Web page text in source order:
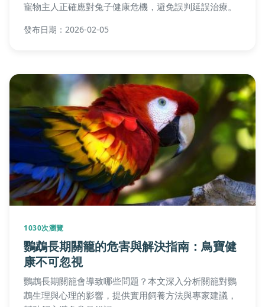
寵物主人正確應對兔子健康危機，避免誤判延誤治療。
發布日期：2026-02-05
1030次瀏覽
鸚鵡長期關籠的危害與解決指南：鳥寶健
康不可忽視
鸚鵡長期關籠會導致哪些問題？本文深入分析關籠對鸚
鵡生理與心理的影響，提供實用飼養方法與專家建議，